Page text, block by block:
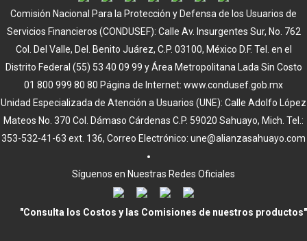
Comisión Nacional Para la Protección y Defensa de los Usuarios de
Servicios Financieros (CONDUSEF): Calle Av. Insurgentes Sur, No. 762
Col. Del Valle, Del. Benito Juárez, C.P. 03100, México D.F. Tel. en el
Distrito Federal (55) 53 40 09 99 y Área Metropolitana Lada Sin Costo
01 800 999 80 80 Página de Internet: www.condusef.gob.mx
Unidad Especializada de Atención a Usuarios (UNE): Calle Adolfo López
Mateos No. 370 Col. Dámaso Cárdenas C.P. 59020 Sahuayo, Mich. Tel.:
353-532-41-63 ext. 136, Correo Electrónico: une@alianzasahuayo.com
Síguenos en Nuestras Redes Oficiales
"Consulta los Costos y las Comisiones de nuestros productos"